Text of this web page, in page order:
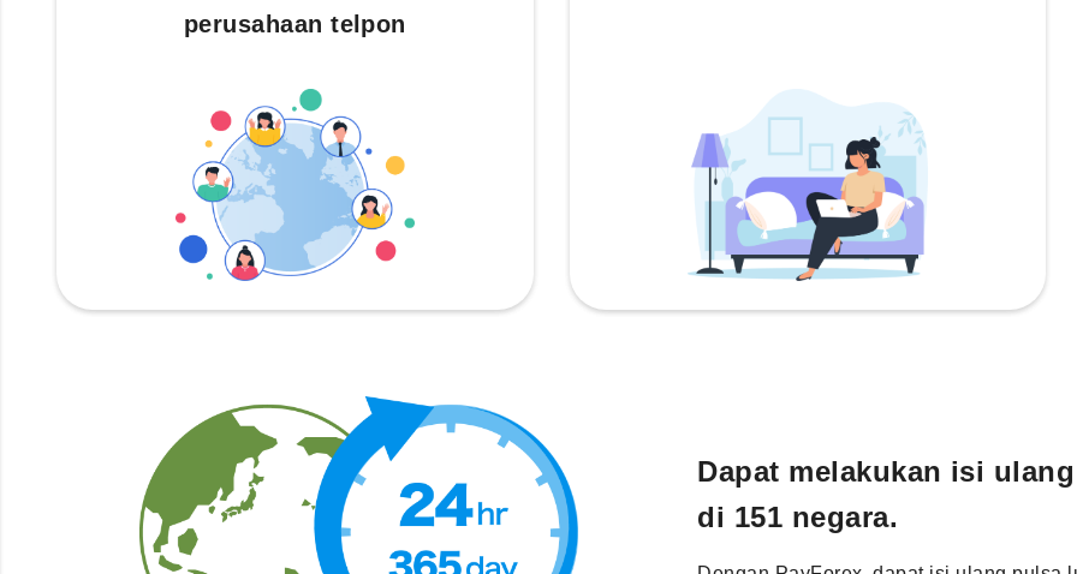
perusahaan telpon
Dapat melakukan isi
di 151 negara.